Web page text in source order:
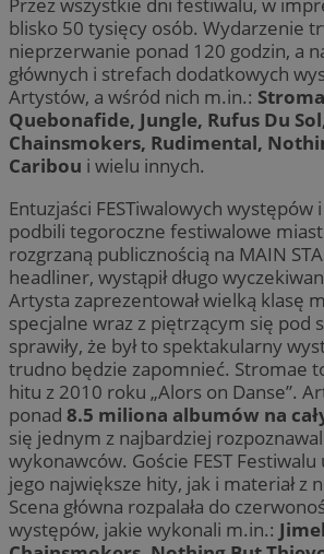
Przez wszystkie dni festiwalu, w
blisko 50 tysięcy osób. Wydarzenie
nieprzerwanie ponad 120 godzin, a
głównych i strefach dodatkowych
Artystów, a wśród nich m.in.:
Quebonafide, Jungle, Rufus Du
Chainsmokers, Rudimental,
Caribou i wielu innych.
Entuzjaści FESTiwalowych
podbili tegoroczne festiwalowe
rozgrzaną publicznością na MAIN
headliner, wystąpił długo
Artysta zaprezentował wielką klasę
specjalne wraz z piętrzącym się pod
sprawiły, że był to spektakularny
trudno będzie zapomnieć. Stromae
hitu z 2010 roku „Alors on Danse”.
ponad 8.5 miliona albumów na
się jednym z najbardziej
wykonawców. Goście FEST Festiwalu
jego największe hity, jak i materiał z
Scena główna rozpalała do
występów, jakie wykonali m.in.: